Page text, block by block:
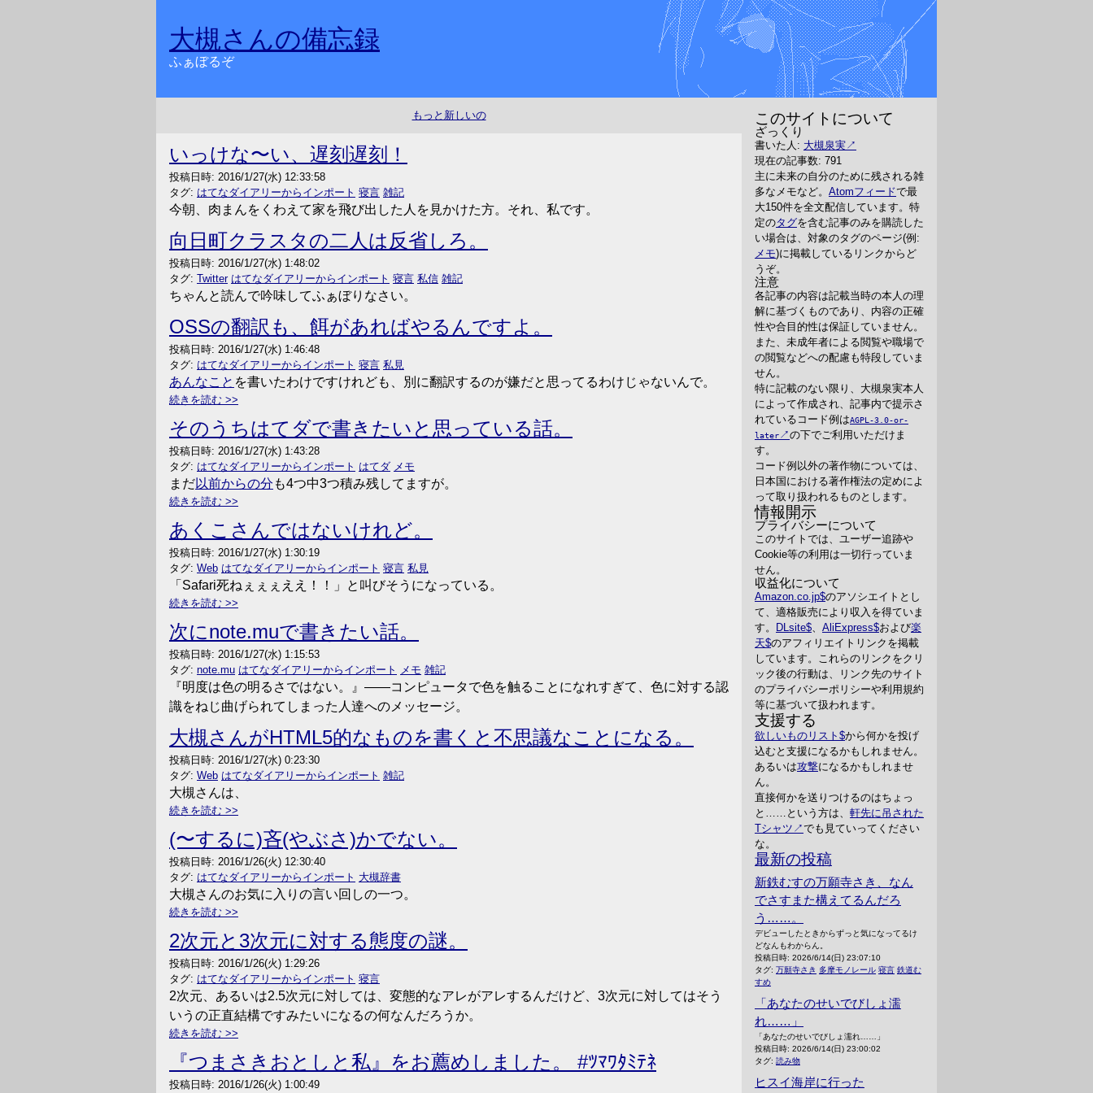
大槻さんの備忘録
ふぁぼるぞ
もっと新しいの
いっけな〜い、遅刻遅刻！
投稿日時: 2016/1/27(水) 12:33:58
タグ: はてなダイアリーからインポート 寝言 雑記
今朝、肉まんをくわえて家を飛び出した人を見かけた方。それ、私です。
向日町クラスタの二人は反省しろ。
投稿日時: 2016/1/27(水) 1:48:02
タグ: Twitter はてなダイアリーからインポート 寝言 私信 雑記
ちゃんと読んで吟味してふぁぼりなさい。
OSSの翻訳も、餌があればやるんですよ。
投稿日時: 2016/1/27(水) 1:46:48
タグ: はてなダイアリーからインポート 寝言 私見
あんなこと を書いたわけですけれども、別に翻訳するのが嫌だと思ってるわけじゃないんで。
続きを読む
そのうちはてダで書きたいと思っている話。
投稿日時: 2016/1/27(水) 1:43:28
タグ: はてなダイアリーからインポート はてダ メモ
まだ以前からの分 も4つ中3つ積み残してますが。
続きを読む
あくこさんではないけれど。
投稿日時: 2016/1/27(水) 1:30:19
タグ: Web はてなダイアリーからインポート 寝言 私見
「Safari死ねぇぇぇええ！！」と叫びそうになっている。
続きを読む
次にnote.muで書きたい話。
投稿日時: 2016/1/27(水) 1:15:53
タグ: note.mu はてなダイアリーからインポート メモ 雑記
『明度は色の明るさではない。』――コンピュータで色を触ることになれすぎて、色に対する認
識をねじ曲げられてしまった人達へのメッセージ。
大槻さんがHTML5的なものを書くと不思議なことになる。
投稿日時: 2016/1/27(水) 0:23:30
タグ: Web はてなダイアリーからインポート 雑記
大槻さんは、
続きを読む
(〜するに)吝(やぶさ)かでない。
投稿日時: 2016/1/26(火) 12:30:40
タグ: はてなダイアリーからインポート 大槻辞書
大槻さんのお気に入りの言い回しの一つ。
続きを読む
2次元と3次元に対する態度の謎。
投稿日時: 2016/1/26(火) 1:29:26
タグ: はてなダイアリーからインポート 寝言
2次元、あるいは2.5次元に対しては、変態的なアレがアレするんだけど、3次元に対してはそう
いうの正直結構ですみたいになるの何なんだろうか。
続きを読む
『つまさきおとしと私』をお薦めしました。 #ﾂﾏﾜﾀﾐﾃﾈ
投稿日時: 2016/1/26(火) 1:00:49
このサイトについて
ざっくり
書いた人: 大槻泉実
現在の記事数: 791
主に未来の自分のために残される雑
多なメモなど。 Atomフィードで最
大150件を全文配信しています。特
定のタグを含む記事のみを購読した
い場合は、対象のタグのページ(例:
メモ)に掲載しているリンクからど
うぞ。
注意
各記事の内容は記載当時の本人の理
解に基づくものであり、内容の正確
性や合目的性は保証していません。
また、未成年者による閲覧や職場で
の閲覧などへの配慮も特段していま
せん。
特に記載のない限り、大槻泉実本人
によって作成され、記事内で提示さ
れているコード例はAGPL-3.0-or-
later
の下でご利用いただけま
す。
コード例以外の著作物については、
日本国における著作権法の定めによ
って取り扱われるものとします。
情報開示
プライバシーについて
このサイトでは、ユーザー追跡や
Cookie等の利用は一切行っていま
せん。
収益化について
Amazon.co.jp のアソシエイトとし
て、適格販売により収入を得ていま
す。
DLsite 、 AliExpress および楽
天 のアフィリエイトリンクを掲載
しています。これらのリンクをクリ
ック後の行動は、リンク先のサイト
のプライバシーポリシーや利用規約
等に基づいて扱われます。
支援する
欲しいものリスト
から何かを投げ
込むと支援になるかもしれません。
あるいは攻撃になるかもしれませ
ん。
直接何かを送りつけるのはちょっ
と……という方は、 軒先に吊された
Tシャツ
でも見ていってください
な。
最新の投稿
新鉄むすの万願寺さき、なん
でさすまた構えてるんだろ
う……。
デビューしたときからずっと気になってるけ
どなんもわからん。
投稿日時: 2026/6/14(日) 23:07:10
タグ: 万願寺さき 多摩モノレール 寝言 鉄道む
すめ
「あなたのせいでびしょ濡
れ……」
「あなたのせいでびしょ濡れ……」
投稿日時: 2026/6/14(日) 23:00:02
タグ: 読み物
ヒスイ海岸に行った